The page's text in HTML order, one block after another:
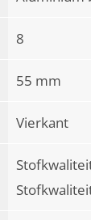
8
55 mm
Vierkant